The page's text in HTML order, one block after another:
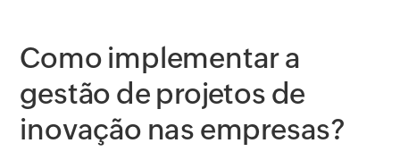
Como implementar a
gestão de projetos de
inovação nas empresas?